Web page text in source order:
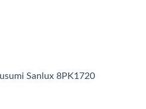
Sanlux 8PK1720